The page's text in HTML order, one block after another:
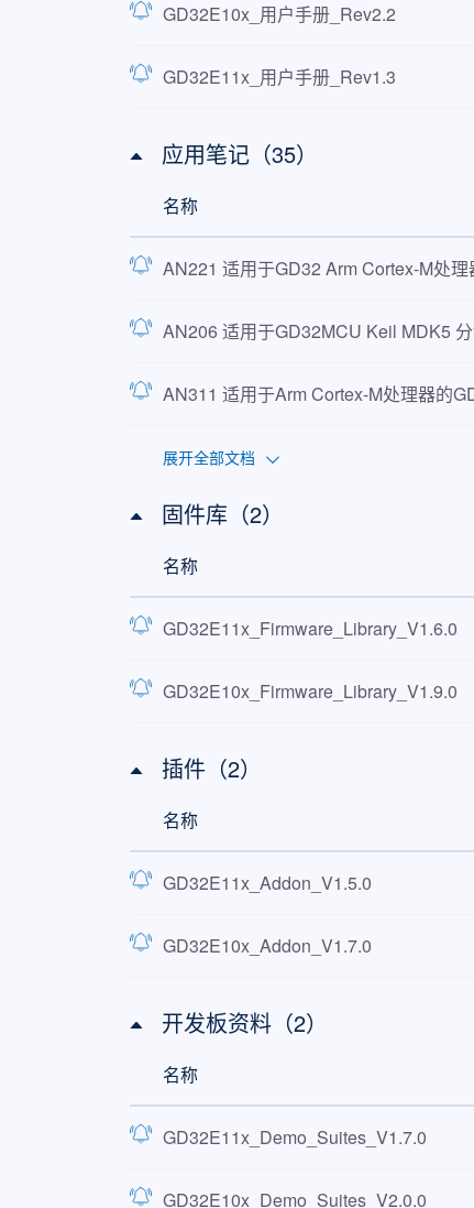
GD32E10x_用户手册_Rev2.2
GD32E11x_用户手册_Rev1.3
应用笔记（35）
名称
AN221 适用于GD32 Arm Cortex-M处
AN206 适用于GD32MCU Keil MDK5
AN311 适用于Arm Cortex-M处理器的
展开全部文档
固件库（2）
名称
GD32E11x_Firmware_Library_V1.6.0
GD32E10x_Firmware_Library_V1.9.0
插件（2）
名称
GD32E11x_Addon_V1.5.0
GD32E10x_Addon_V1.7.0
开发板资料（2）
名称
GD32E11x_Demo_Suites_V1.7.0
GD32E10x_Demo_Suites_V2.0.0